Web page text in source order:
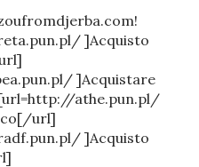
]Acquisto
]Acquistare
athe.pun.pl/
url]
]Acquisto